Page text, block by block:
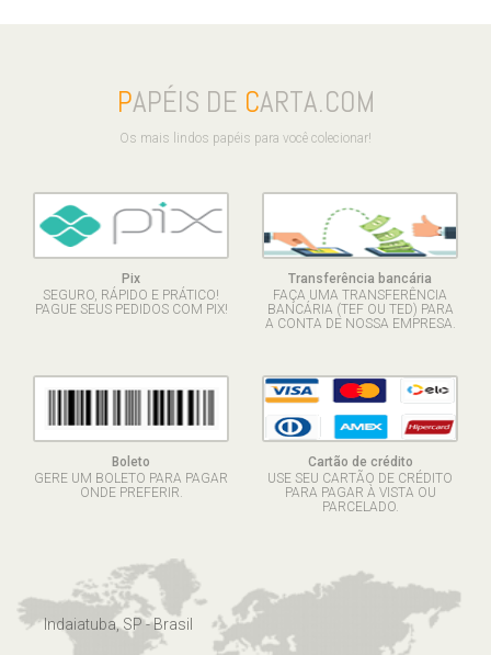
PAPÉIS DE CARTA.COM
Os mais lindos papéis para você colecionar!
Pix
SEGURO, RÁPIDO E PRÁTICO!
PAGUE SEUS PEDIDOS COM PIX!
Transferência bancária
FAÇA UMA TRANSFERÊNCIA
BANCÁRIA (TEF OU TED) PARA
A CONTA DE NOSSA EMPRESA.
Boleto
GERE UM BOLETO PARA PAGAR
ONDE PREFERIR.
Cartão de crédito
USE SEU CARTÃO DE CRÉDITO
PARA PAGAR À VISTA OU
PARCELADO.
Indaiatuba, SP - Brasil